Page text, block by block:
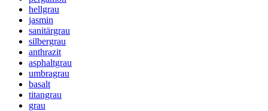
hellgrau
jasmin
sanitärgrau
silbergrau
anthrazit
asphaltgrau
umbragrau
basalt
titangrau
grau